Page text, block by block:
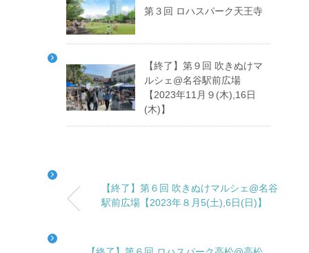
第３回 ロハスパーク天王寺
【終了】第９回 吹きぬけマ
ルシェ@名谷駅前広場
【2023年11月９(木),16日
(木)】
【終了】第６回 吹きぬけマルシェ@名谷
駅前広場【2023年８月5(土),6日(日)】